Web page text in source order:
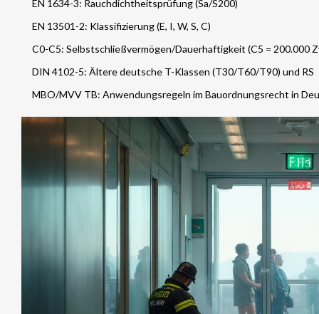
EN 1634-3: Rauchdichtheitsprüfung (Sa/S200)
EN 13501-2: Klassifizierung (E, I, W, S, C)
C0-C5: Selbstschließvermögen/Dauerhaftigkeit (C5 = 200.000
DIN 4102-5: Ältere deutsche T-Klassen (T30/T60/T90) und RS
MBO/MVV TB: Anwendungsregeln im Bauordnungsrecht in